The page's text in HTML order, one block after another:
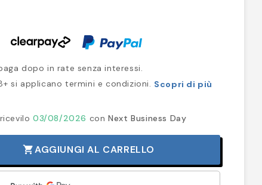
dopo in rate senza interessi.
si applicano termini e condizioni. Scopri di più
03/08/2026 conNext Business Day
shopping_cartAGGIUNGI AL CARRELLO